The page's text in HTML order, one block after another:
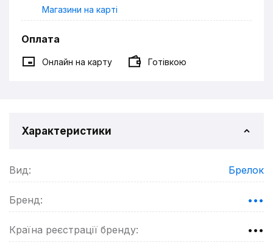
Магазини на карті
Оплата
Онлайн на карту Готівкою
Характеристики
Вид: Брелок
Бренд: •••
Країна реєстрації бренду: •••